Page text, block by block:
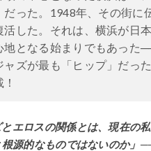
だった。1948年、その街に
活した。それは、横浜が日
地となる始まりでもあった
ャズが最も「ヒップ」だっ
とエロスの関係とは、現在の
根源的なものではないのか」